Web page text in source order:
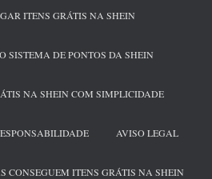
ITENS GRÁTIS NA SHEIN
SISTEMA DE PONTOS DA SHEIN
NA SHEIN COM SIMPLICIDADE
AVISO LEGAL
CONSEGUEM ITENS GRÁTIS NA SHEIN